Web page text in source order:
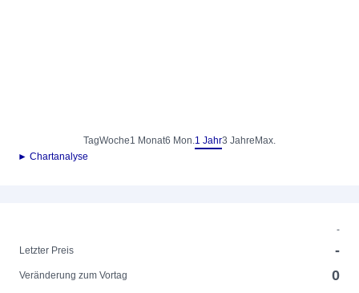
TagWoche1 Monat6 Mon.1 Jahr3 Jahre Max.
► Chartanalyse
-
Letzter Preis
-
Veränderung zum Vortag 0